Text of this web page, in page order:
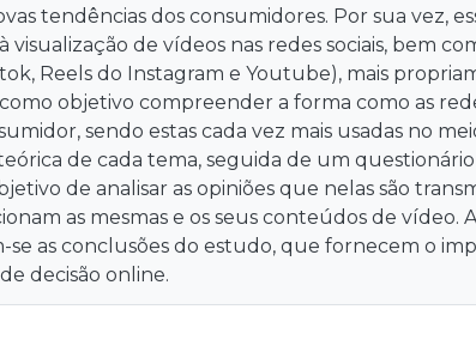
tendências dos consumidores. Por sua vez,
de vídeos nas redes sociais, bem
Reels do Instagram e Youtube), mais
objetivo compreender a forma como as
sendo estas cada vez mais usadas no
de cada tema, seguida de um questionário
de analisar as opiniões que nelas são
as mesmas e os seus conteúdos de vídeo.
as conclusões do estudo, que fornecem o
decisão online.